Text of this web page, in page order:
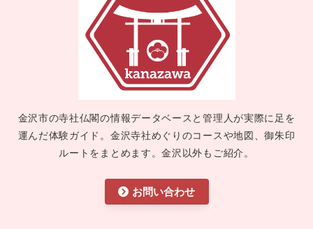
金沢市の寺社仏閣の情報データベースと管理人が実際に足を
運んだ体験ガイド。金沢寺社めぐりのコースや地図、御朱印
ルートをまとめます。金沢以外もご紹介。
お問い合わせ